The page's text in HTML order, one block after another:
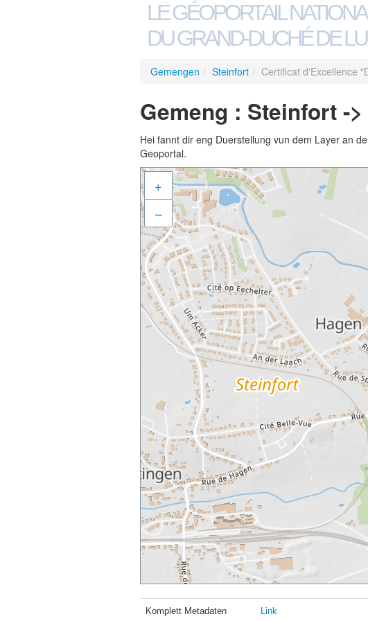
LE GÉOPORTAIL
DU GRAND-DUCHÉ DE
Gemengen / Steinfort / Certificat d'Excellence
Gemeng : Steinfort -
Hei fannt dir eng Duerstellung vun dem Layer an
Geoportal.
+
–
Komplett Metadaten Link